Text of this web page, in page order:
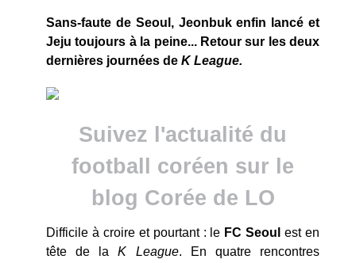
Sans-faute de Seoul, Jeonbuk enfin lancé et
Jeju toujours à la peine... Retour sur les deux
dernières journées de K League.
Suivez l'actualité du
football coréen sur le
blog Corée de LO
Difficile à croire et pourtant : le FC Seoulest en
tête de la K League. En quatre rencontres